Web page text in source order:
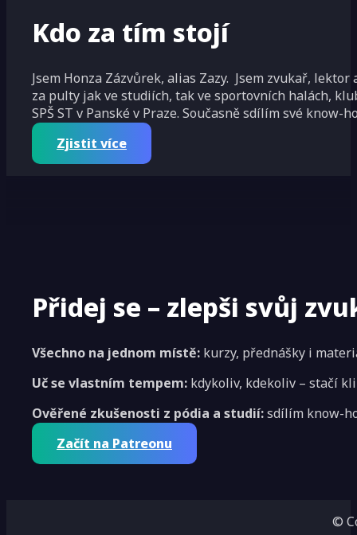
Kdo za tím stojí
Jsem Honza Zázvůrek, alias Zazy. Jsem zvukař,
za pulty jak ve studiích, tak ve sportovních halách,
SPŠ ST v Panské v Praze. Současně sdílím své
Zjistit více
Přidej se – zlepši svůj
Všechno na jednom místě: kurzy, přednášky i
Uč se vlastním tempem: kdykoliv, kdekoliv – stačí
Ověřené zkušenosti z pódia a studií:sdílím know-
Začít na Patreonu
©